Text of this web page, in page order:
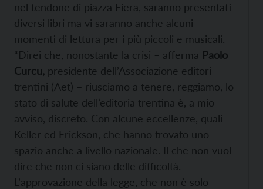
nel tendone di piazza Fiera, saranno presentati
diversi libri ma vi saranno anche alcuni
momenti di lettura per i più piccoli e musicali.
“Direi che, nonostante la crisi – afferma Paolo
Curcu, presidente dell’Associazione editori
trentini (Aet) – riusciamo a tenere, reggiamo, lo
stato di salute dell’editoria trentina è, a mio
avviso, discreto. Con alcune eccellenze, quali
Keller ed Erickson, che hanno trovato uno
spazio anche a livello nazionale. Il che non vuol
dire che non ci siano delle difficoltà.
L’approvazione della legge, che non è solo